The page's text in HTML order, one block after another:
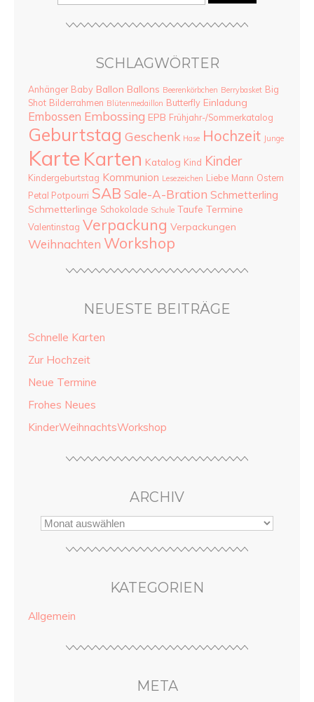
SCHLAGWÖRTER
Anhänger Baby Ballon Ballons Beerenkörbchen Berrybasket Big
Shot Bilderrahmen Blütenmedaillon Butterfly Einladung
Embossen Embossing EPB Frühjahr-/Sommerkatalog
Geburtstag Geschenk Hase Hochzeit Junge
Karte Karten Katalog Kind Kinder
Kindergeburtstag Kommunion Lesezeichen Liebe Mann Ostern
Petal Potpourri SAB Sale-A-Bration Schmetterling
Schmetterlinge Schokolade Schule Taufe Termine
Valentinstag Verpackung Verpackungen
Weihnachten Workshop
NEUESTE BEITRÄGE
Schnelle Karten
Zur Hochzeit
Neue Termine
Frohes Neues
KinderWeihnachtsWorkshop
ARCHIV
KATEGORIEN
Allgemein
META